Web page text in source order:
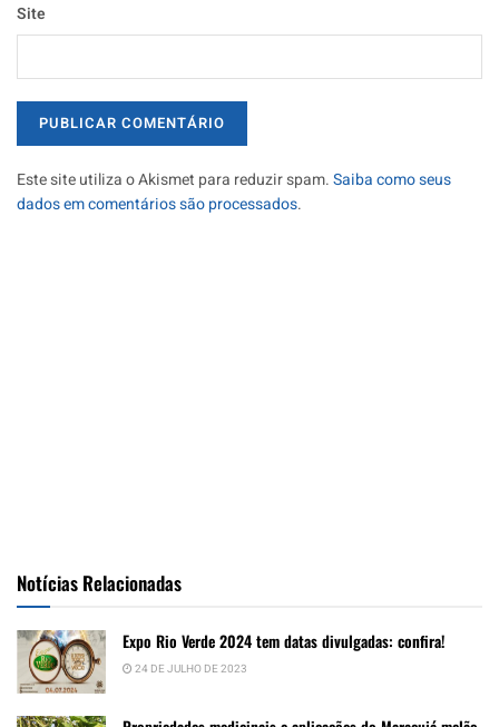
Site
Este site utiliza o Akismet para reduzir spam.Saiba como seus
dados em comentários são processados.
Notícias Relacionadas
Expo Rio Verde 2024 tem datas divulgadas: confira!
24 DE JULHO DE 2023